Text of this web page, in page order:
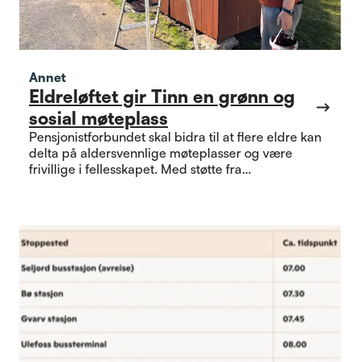
Annet
Eldreløftet gir Tinn en grønn og
sosial møteplass
Pensjonistforbundet skal bidra til at flere eldre kan
delta på aldersvennlige møteplasser og være
frivillige i fellesskapet. Med støtte fra
inkluderende og sosialt samlingspunkt for både
beboere, naboer og pårørende.